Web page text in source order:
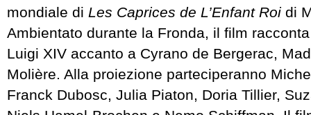
mondiale di Les Caprices de L’Enfant Roi di
Ambientato durante la Fronda, il film
Luigi XIV accanto a Cyrano de Bergerac,
Molière. Alla proiezione parteciperanno
Franck Dubosc, Julia Piaton, Doria Tillier,